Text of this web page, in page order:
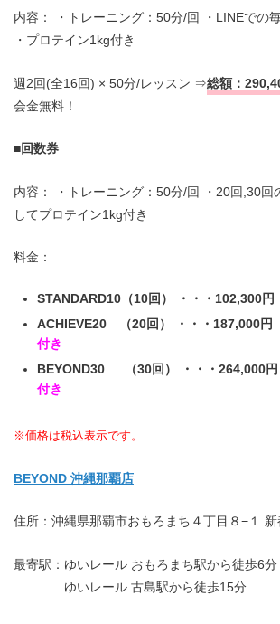
内容： ・トレーニング：50分/回 ・LINEでの
・プロテイン1kg付き
週2回(全16回) × 50分/レッスン ⇒総額：
会金無料！
■回数券
内容： ・トレーニング：50分/回 ・20回,30回
してプロテイン1kg付き
料金：
STANDARD10（10回） ・・・102,300円
ACHIEVE20 （20回） ・・・187,000円
付き
BEYOND30 （30回） ・・・264,000
付き
※価格は税込表示です。
BEYOND 沖縄那覇店
住所：沖縄県那覇市おもろまち４丁目８−１
最寄駅：ゆいレール おもろまち駅から徒歩6分
ゆいレール 古島駅から徒歩15分